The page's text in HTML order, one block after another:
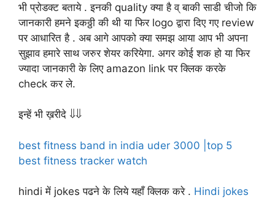
भी प्रोडक्ट बताये . इनकी quality क्या है व् बाकी साडी चीजो कि
जानकारी हमने इकठ्ठी की थी या फिर logo द्वारा दिए गए review
पर आधारित है . अब आगे आपको क्या समझ आया आप भी अपना
सुझाव हमारे साथ जरुर शेयर करियेगा. अगर कोई शक हो या फिर
ज्यादा जानकारी के लिए amazon link पर क्लिक करके
check कर ले.
इन्हें भी ख़रीदे ⇓⇓
best fitness band in india uder 3000 |top 5
best fitness tracker watch
hindi में jokes पढने के लिये यहाँ क्लिक करे . Hindi jokes